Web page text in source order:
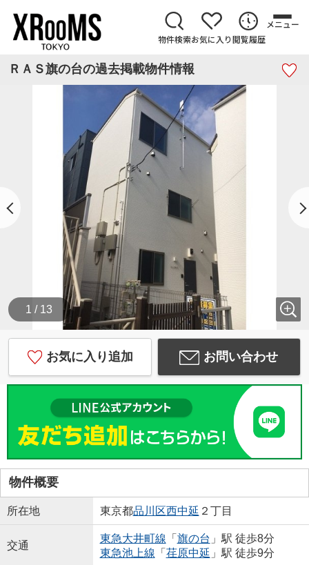
物件検索お気に入り閲覧履歴
メニュー
ＲＡＳ旗の台の過去掲載物件情報
1 / 13
お気に入り追加 お問い合わせ
物件概要
所在地 東京都品川区西中延 ２丁目
交通
東急大井町線 「 旗の台 」駅 徒歩8分
東急池上線 「 荏原中延 」駅 徒歩9分